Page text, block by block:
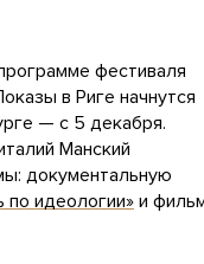
фестиваля
в Риге начнутся
— с 5 декабря.
Манский
документальную
по идеологии» и